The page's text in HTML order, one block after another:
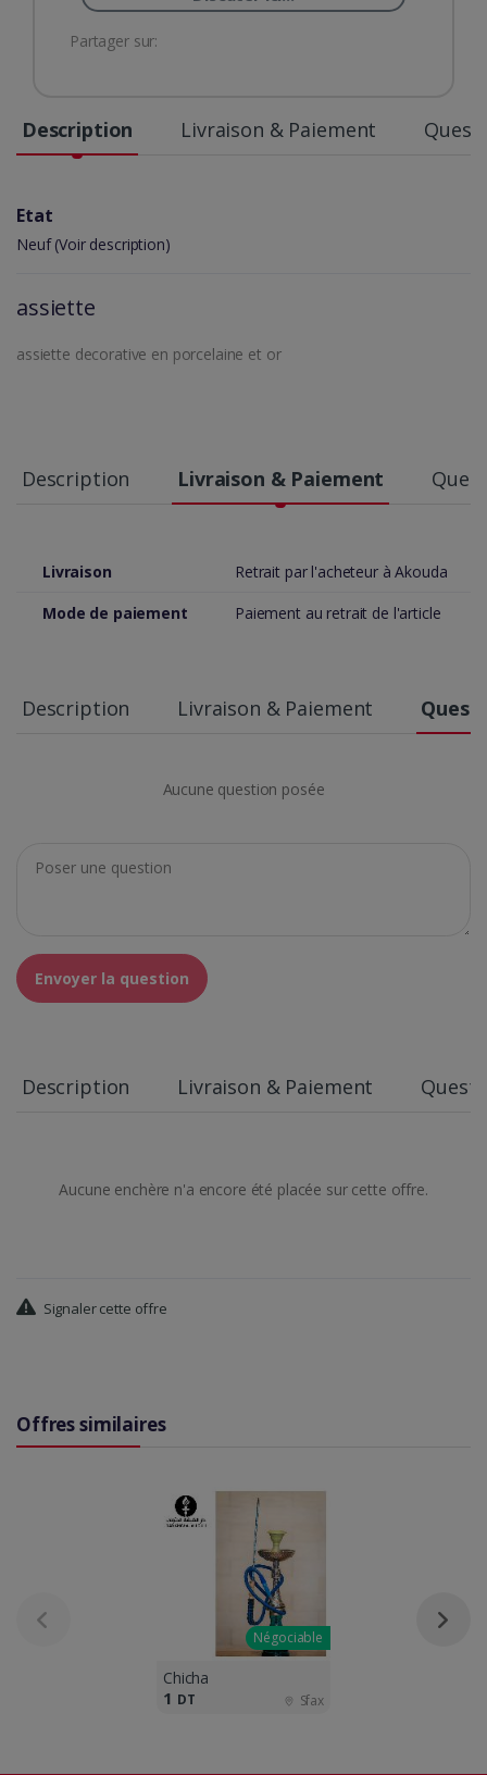
Partager sur:
Description Livraison & Paiement
Etat
Neuf (Voir description)
assiette
assiette decorative en porcelaine et or
Description Livraison & Paiement
Livraison
Retrait par l'acheteur à Akouda
Mode de paiement
Paiement au retrait de l'article
Description Livraison & Paiement
Aucune question posée
Envoyer la question
Description Livraison & Paiement
Aucune enchère n'a encore été placée sur cette offre.
Signaler cette offre
Offres similaires
Négociable
Chicha
1 DT Sfax